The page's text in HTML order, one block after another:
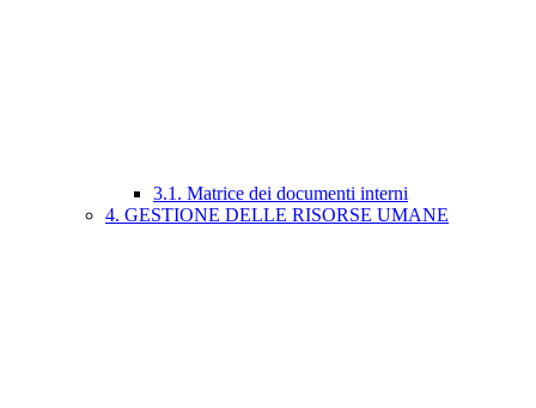
3.1. Matrice dei documenti interni
4. GESTIONE DELLE RISORSE UMANE